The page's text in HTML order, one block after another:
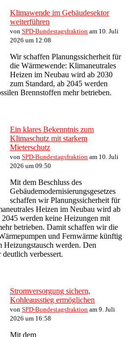
Klimawende im Gebäudesektor
weiterführen
von SPD-Bundestagsfraktion am 10. Juli
2026 um 12:08
Wir schaffen Planungssicherheit für
die Wärmewende: Klimaneutrales
Heizen im Neubau wird ab 2030
zum Standard, ab 2045 werden
Brennstoffen mehr betrieben.
Ein klares Bekenntnis zum
Klimaschutz mit starkem
Mieterschutz
von SPD-Bundestagsfraktion am 10. Juli
2026 um 09:50
Mit dem Beschluss des
Gebäudemodernisierungsgesetzes
schaffen wir Planungssicherheit für
Heizen im Neubau wird ab
2045 werden keine Heizungen mit
betrieben. Damit schaffen wir die
und Fernwärme künftig
Heizungstausch werden. Den
verbessert.
Stromversorgung sichern,
Kohleausstieg ermöglichen
von SPD-Bundestagsfraktion am 9. Juli
2026 um 16:58
Mit dem